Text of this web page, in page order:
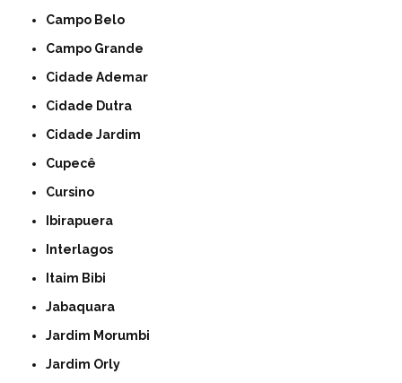
Campo Belo
Campo Grande
Cidade Ademar
Cidade Dutra
Cidade Jardim
Cupecê
Cursino
Ibirapuera
Interlagos
Itaim Bibi
Jabaquara
Jardim Morumbi
Jardim Orly